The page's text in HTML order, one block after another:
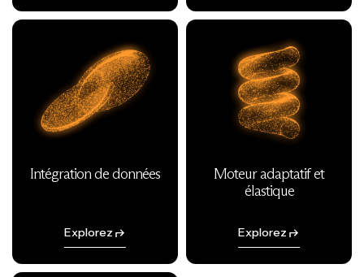
Intégration de données
Explorez
Moteur adaptatif et
élastique
Explorez